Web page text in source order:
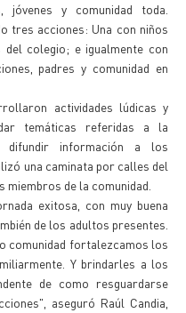
y comunidad toda.
tres acciones: Una con niños
colegio; e igualmente con
padres y comunidad en
actividades lúdicas y
temáticas referidas a la
información a los
una caminata por calles del
de la comunidad.
exitosa, con muy buena
de los adultos presentes.
comunidad fortalezcamos los
Y brindarles a los
de como resguardarse
aseguró Raúl Candia,